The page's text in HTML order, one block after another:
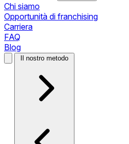
Chi siamo
Opportunità di franchising
Carriera
FAQ
Blog
Il nostro metodo